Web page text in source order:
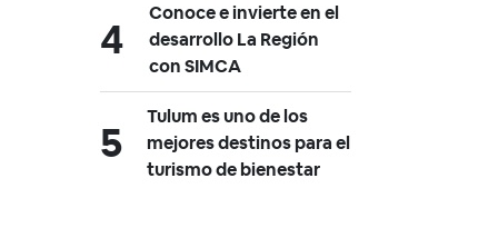
Conoce e invierte en el
desarrollo La Región
con SIMCA
Tulum es uno de los
mejores destinos para el
turismo de bienestar